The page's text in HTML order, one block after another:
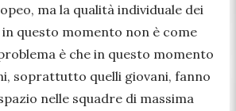
ma la qualità individuale dei
questo momento non è come
è che in questo momento
soprattutto quelli giovani, fanno
nelle squadre di massima